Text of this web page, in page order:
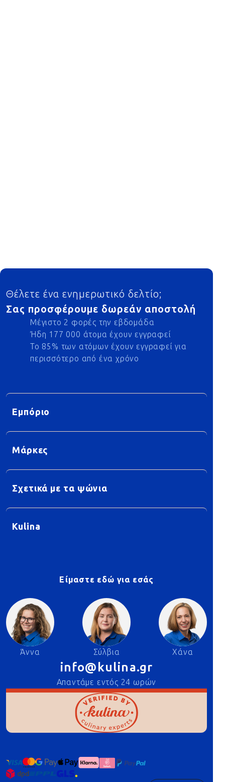
Footer
Θέλετε ένα ενημερωτικό δελτίο;
Σας προσφέρουμε δωρεάν αποστολή
Μέγιστο 2 φορές την εβδομάδα
Ήδη 177 000 άτομα έχουν εγγραφεί
Το 85% των ατόμων έχουν εγγραφεί για
περισσότερο από ένα χρόνο
Εμπόριο
Μάρκες
Σχετικά με τα ψώνια
Kulina
Είμαστε εδώ για εσάς
Άννα Σύλβια Χάνα
info@kulina.gr
Απαντάμε εντός 24 ωρών